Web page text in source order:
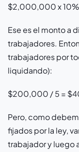
$2,000,000 x
Ese es el monto a
trabajadores.
trabajadores por
liquidando):
$200,000 / 5 =
Pero, como
fijados por la ley,
trabajador y luego